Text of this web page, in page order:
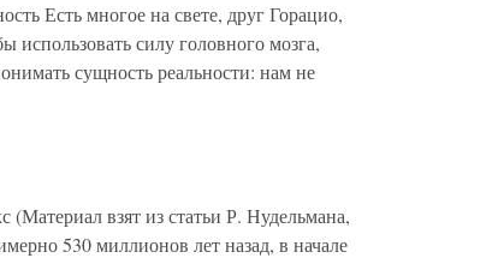
Есть многое на свете, друг Горацио,
силу головного мозга,
сущность реальности: нам не
взят из статьи Р. Нудельмана,
530 миллионов лет назад, в начале